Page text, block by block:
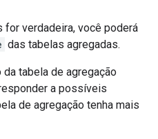
verdadeira, você poderá
das tabelas agregadas.
tabela de agregação
a possíveis
de agregação tenha mais